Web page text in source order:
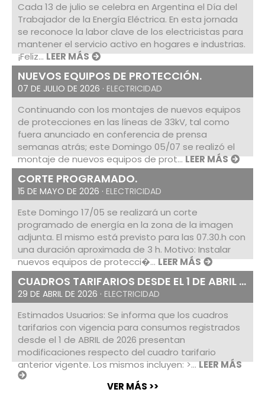
Cada 13 de julio se celebra en Argentina el Día del
Trabajador de la Energía Eléctrica. En esta jornada
se reconoce la labor clave de los electricistas para
mantener el servicio activo en hogares e industrias.
¡Feliz...LEER MÁS
NUEVOS EQUIPOS DE PROTECCIÓN.
07 DE JULIO DE 2026 · ELECTRICIDAD
Continuando con los montajes de nuevos equipos
de protecciones en las líneas de 33kV, tal como
fuera anunciado en conferencia de prensa
semanas atrás; este Domingo 05/07 se realizó el
montaje de nuevos equipos de prot...LEER MÁS
CORTE PROGRAMADO.
15 DE MAYO DE 2026 · ELECTRICIDAD
Este Domingo 17/05 se realizará un corte
programado de energía en la zona de la imagen
adjunta. El mismo está previsto para las 07.30.h con
una duración aproximada de 3 h. Motivo: Instalar
nuevos equipos de protecci�...LEER MÁS
CUADROS TARIFARIOS DESDE EL 1 DE ABRIL ...
29 DE ABRIL DE 2026 · ELECTRICIDAD
Estimados Usuarios: Se informa que los cuadros
tarifarios con vigencia para consumos registrados
desde el 1 de ABRIL de 2026 presentan
modificaciones respecto del cuadro tarifario
anterior vigente. Los mismos incluyen: >...LEER MÁS
VER MÁS >>